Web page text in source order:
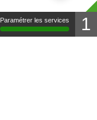
Paramétrer les services 1